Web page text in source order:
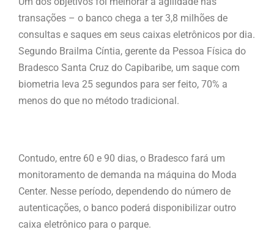
transações – o banco chega a ter 3,8 milhões de
consultas e saques em seus caixas eletrônicos por dia.
Segundo Brailma Cíntia, gerente da Pessoa Física do
Bradesco Santa Cruz do Capibaribe, um saque com
biometria leva 25 segundos para ser feito, 70% a
menos do que no método tradicional.
Contudo, entre 60 e 90 dias, o Bradesco fará um
monitoramento de demanda na máquina do Moda
Center. Nesse período, dependendo do número de
autenticações, o banco poderá disponibilizar outro
caixa eletrônico para o parque.